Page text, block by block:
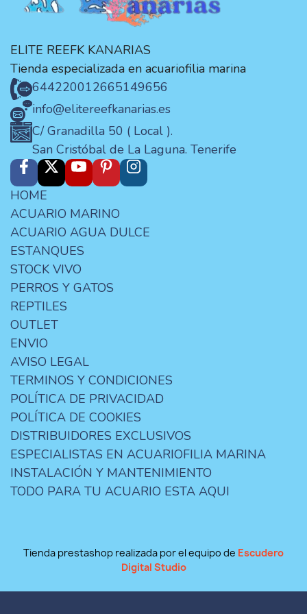
ELITE REEFK KANARIAS
Tienda especializada en acuariofilia marina
644220012665149656
info@elitereefkanarias.es
C/ Granadilla 50 ( Local ).
San Cristóbal de La Laguna. Tenerife
HOME
ACUARIO MARINO
ACUARIO AGUA DULCE
ESTANQUES
STOCK VIVO
PERROS Y GATOS
REPTILES
OUTLET
ENVIO
AVISO LEGAL
TERMINOS Y CONDICIONES
POLÍTICA DE PRIVACIDAD
POLÍTICA DE COOKIES
DISTRIBUIDORES EXCLUSIVOS
ESPECIALISTAS EN ACUARIOFILIA MARINA
INSTALACIÓN Y MANTENIMIENTO
TODO PARA TU ACUARIO ESTA AQUI
Tienda prestashop realizada por el equipo de Escudero
Digital Studio